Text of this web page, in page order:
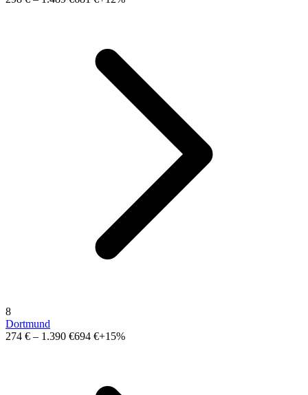
8
Dortmund
274 € – 1.390 €694 €+15%